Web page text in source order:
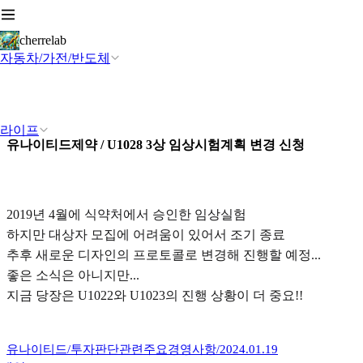
cherrelab
자동차/가전/반도체
라이프
유나이티드제약 / U1028 3상 임상시험계획 변경 신청
2019년 4월에 식약처에서 승인한 임상실험
하지만 대상자 모집에 어려움이 있어서 조기 종료
추후 새로운 디자인의 프로토콜로 변경해 진행할 예정...
좋은 소식은 아니지만...
지금 당장은 U1022와 U1023의 진행 상황이 더 중요!!
유나이티드/투자판단관련주요경영사항/2024.01.19